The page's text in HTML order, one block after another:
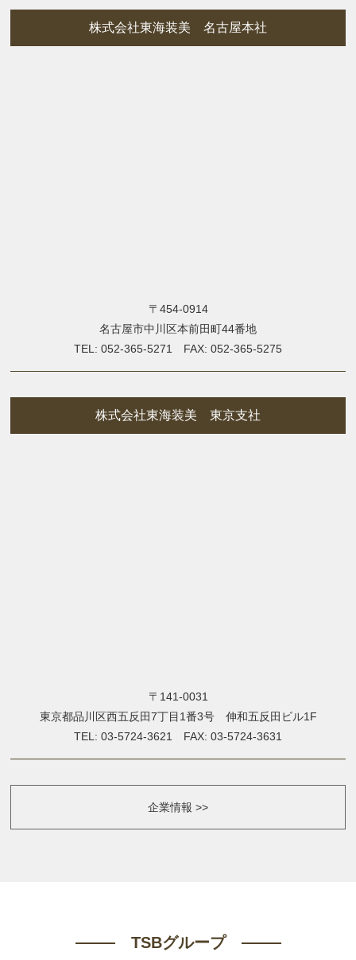
株式会社東海装美 名古屋本社
〒454-0914
名古屋市中川区本前田町44番地
TEL: 052-365-5271 FAX: 052-365-5275
株式会社東海装美 東京支社
〒141-0031
東京都品川区西五反田7丁目1番3号 伸和五反田ビル1F
TEL: 03-5724-3621 FAX: 03-5724-3631
企業情報 >>
TSBグループ